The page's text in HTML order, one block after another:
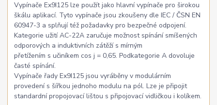
Vypínače Ex9I125 lze použít jako hlavní vypínače pro širokou
škálu aplikací. Tyto vypínače jsou zkoušeny dle IEC / ČSN EN
60947-3 a splňují též požadavky pro bezpečné odpojení.
Kategorie užití AC-22A zaručuje možnost spínání smíšených
odporových a induktivních zátěží s mírným
přetížením s učiníkem cos j = 0,65. Podkategorie A dovoluje
časté spínání.
Vypínače řady Ex9I125 jsou vyráběny v modulárním
provedení s šířkou jednoho modulu na pól. Lze je připojit
standardní propojovací lištou s připojovací vidličkou i kolíkem.